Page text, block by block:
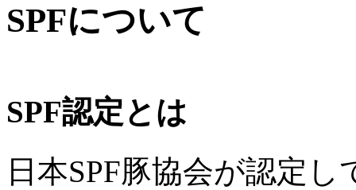
SPFについて
SPF認定とは
日本SPF豚協会が認定